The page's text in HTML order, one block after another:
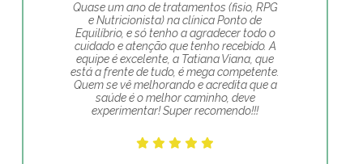
Quase um ano de tratamentos (fisio, RPG
e Nutricionista) na clínica Ponto de
Equilíbrio, e só tenho a agradecer todo o
cuidado e atenção que tenho recebido. A
equipe é excelente, a Tatiana Viana, que
está a frente de tudo, é mega competente.
Quem se vê melhorando e acredita que a
saúde é o melhor caminho, deve
experimentar! Super recomendo!!!